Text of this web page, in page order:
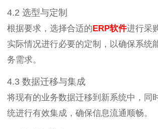
4.2 选型与定制
根据要求，选择合适的ERP软件进行采
实际情况进行必要的定制，以确保系统
务需求。
4.3 数据迁移与集成
将现有的业务数据迁移到新系统中，同
统进行有效集成，确保信息流通顺畅。